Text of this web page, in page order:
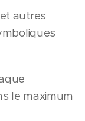
autres
le maximum